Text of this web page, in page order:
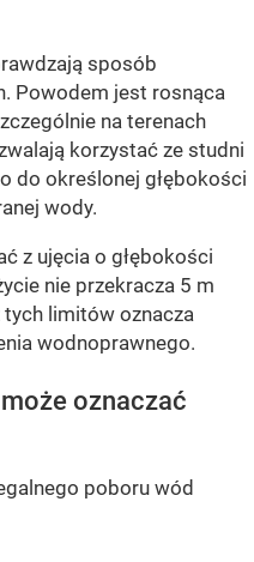
sposób
Powodem jest rosnąca
na terenach
korzystać ze studni
do określonej głębokości
wody.
z ujęcia o głębokości
nie przekracza 5 m
limitów oznacza
wodnoprawnego.
oznaczać
poboru wód